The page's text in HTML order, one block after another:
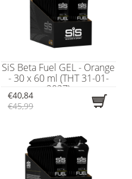
SiS Beta Fuel GEL - Orange
- 30 x 60 ml (THT 31-01-
2027)
€40,84
€45,99